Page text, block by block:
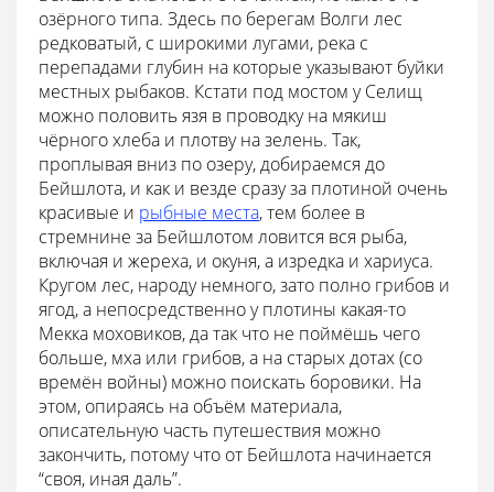
озёрного типа. Здесь по берегам Волги лес
редковатый, с широкими лугами, река с
перепадами глубин на которые указывают буйки
местных рыбаков. Кстати под мостом у Селищ
можно половить язя в проводку на мякиш
чёрного хлеба и плотву на зелень. Так,
проплывая вниз по озеру, добираемся до
Бейшлота, и как и везде сразу за плотиной очень
красивые и рыбные места, тем более в
стремнине за Бейшлотом ловится вся рыба,
включая и жереха, и окуня, а изредка и хариуса.
Кругом лес, народу немного, зато полно грибов и
ягод, а непосредственно у плотины какая-то
Мекка моховиков, да так что не поймёшь чего
больше, мха или грибов, а на старых дотах (со
времён войны) можно поискать боровики. На
этом, опираясь на объём материала,
описательную часть путешествия можно
закончить, потому что от Бейшлота начинается
“своя, иная даль”.